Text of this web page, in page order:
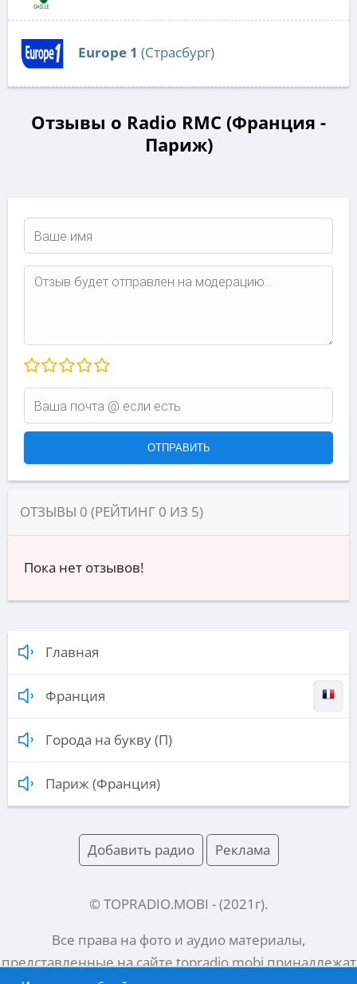
Europe 1 (Страсбург)
Отзывы о Radio RMC (Франция -
Париж)
ОТЗЫВЫ 0 (РЕЙТИНГ 0 ИЗ 5)
Пока нет отзывов!
Главная
Франция
Города на букву (П)
Париж (Франция)
Добавить радио Реклама
© TOPRADIO.MOBI - (2021 г).
Все права на фото и аудио материалы,
представленные на сайтеtopradio.mobiпринадлежат